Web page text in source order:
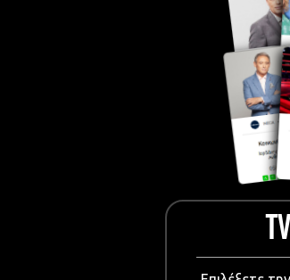
Events & Conference
Dissemination
Medical &
VIDEO Projections
Kids content